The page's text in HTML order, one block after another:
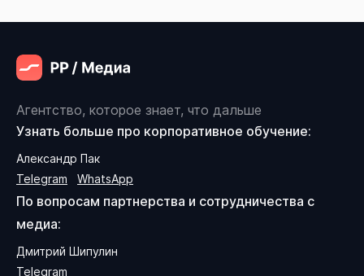
Агентство, которое знает, что дальше
Узнать больше про корпоративное обучение:
Александр Пак
Telegram
WhatsApp
По вопросам партнерства и сотрудничества с
медиа:
Дмитрий Шипулин
Telegram